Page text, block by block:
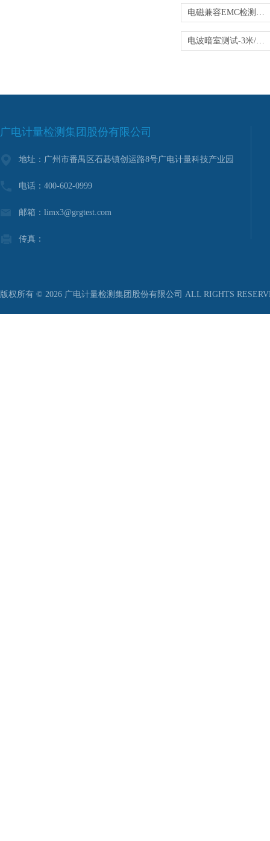
电磁兼容EMC检测-抗干扰与电磁骚扰全项
电波暗室测试-3米/10米法全项EMC检测
广电计量检测集团股份有限公司
地址：广州市番禺区石碁镇创运路8号广电计量科技产业园
电话：400-602-0999
邮箱：limx3@grgtest.com
传真：
版权所有 © 2026 广电计量检测集团股份有限公司 ALL RIGHTS